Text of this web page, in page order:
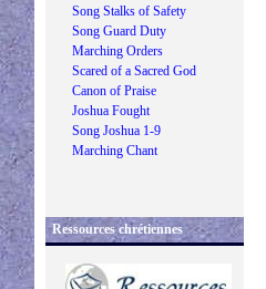
Song Stalks of Safety
Song Guard Duty
Marching Orders
Scared of a Sacred God
Canon of Praise
Joshua Fought
Song Joshua 1-9
Marching Chant
Ressources chrétiennes